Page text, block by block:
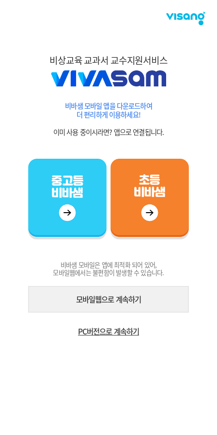
비상교육 교과서 교수지원서비스
비바샘 모바일 앱을 다운로드하여
더 편리하게 이용하세요!
이미 사용 중이시라면? 앱으로 연결됩니다.
비바샘 모바일은 앱에 최적화 되어 있어,
모바일웹에서는 불편함이 발생할 수 있습니다.
모바일웹으로 계속하기
PC버전으로 계속하기